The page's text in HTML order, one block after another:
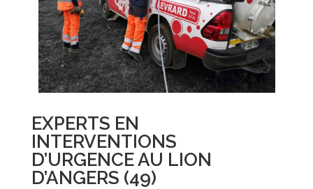
EXPERTS EN
INTERVENTIONS
D’URGENCE AU LION
D’ANGERS (49)